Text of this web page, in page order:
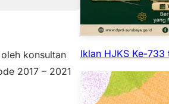
konsultan
2017 – 2021
Iklan HJKS Ke-733